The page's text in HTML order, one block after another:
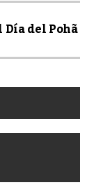
del Pohã